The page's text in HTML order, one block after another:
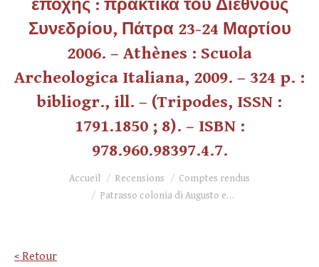
εποχής : πρακτικά του Διεθνούς
Συνεδρίου, Πάτρα 23-24 Μαρτίου
2006. – Athènes : Scuola
Archeologica Italiana, 2009. – 324 p. :
bibliogr., ill. – (Tripodes, ISSN :
1791.1850 ; 8). – ISBN :
978.960.98397.4.7.
Vous êtes ici :Accueil Recensions
Comptes rendus
Patrasso colonia di Augusto e…
< Retour